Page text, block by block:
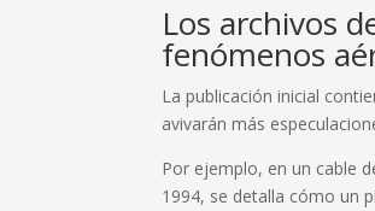
Los archivos
fenómenos
La publicación inicial
avivarán más
Por ejemplo, en un cable
1994, se detalla cómo un